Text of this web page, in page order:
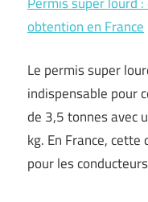
obtention en France
Le permis super
indispensable pour
de 3,5 tonnes avec
kg. En France,
pour les